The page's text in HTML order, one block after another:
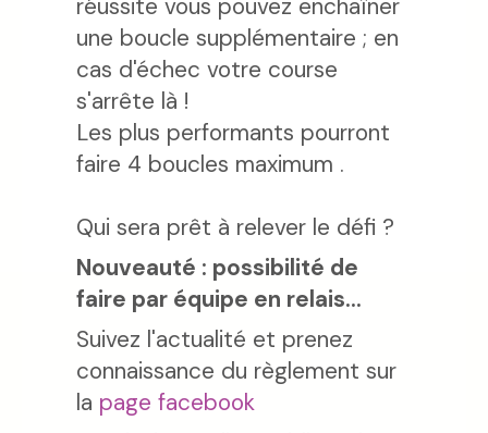
réussite vous pouvez enchaîner
une boucle supplémentaire ; en
cas d'échec votre course
s'arrête là !
Les plus performants pourront
faire 4 boucles maximum .
Qui sera prêt à relever le défi ?
Nouveauté : possibilité de
faire par équipe en relais...
Suivez l'actualité et prenez
connaissance du règlement sur
la page facebook